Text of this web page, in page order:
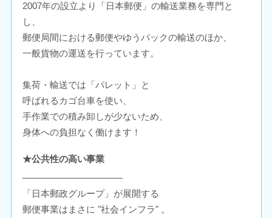
2007年の設立より「日本郵便」の輸送業務を専門と
し、
郵便局間における郵便やゆうパックの輸送のほか、
一般貨物の運送を行っています。
集荷・輸送では「パレット」と
呼ばれるカゴ台車を使い、
手作業での積み卸しが少ないため、
身体への負担なく働けます！
★公共性の高い事業
―――――――――――
「日本郵政グループ」が展開する
郵便事業はまさに "社会インフラ" 。